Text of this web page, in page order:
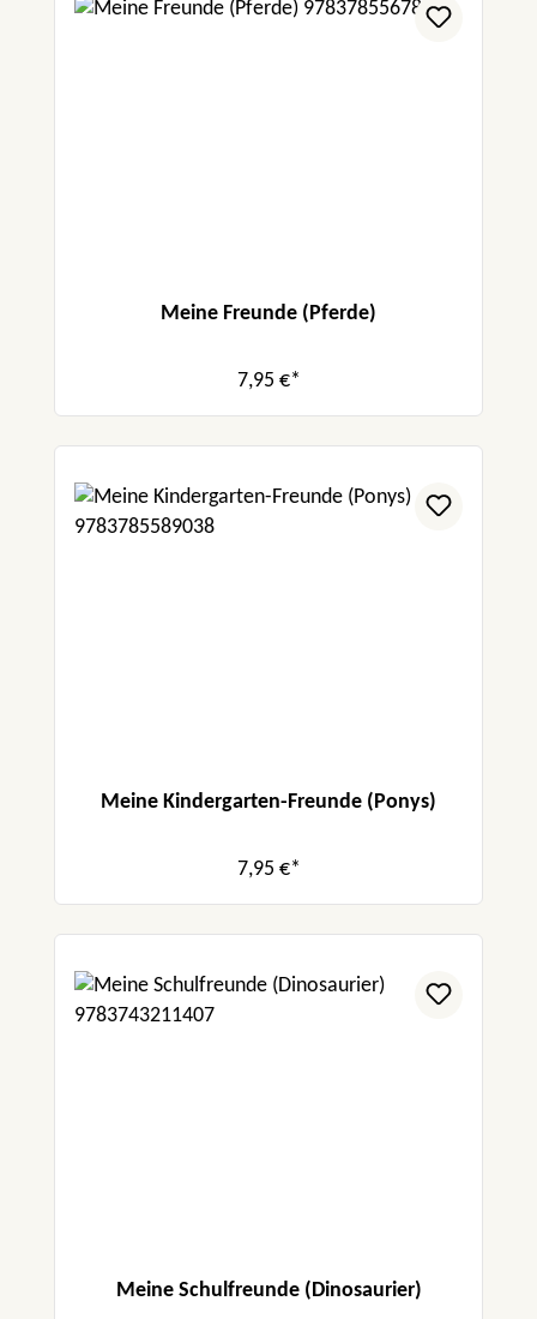
Meine Freunde (Pferde)
7,95 €*
Meine Kindergarten-Freunde (Ponys)
7,95 €*
Meine Schulfreunde (Dinosaurier)